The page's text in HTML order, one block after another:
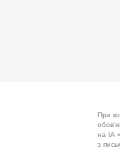
При
на ІА
з